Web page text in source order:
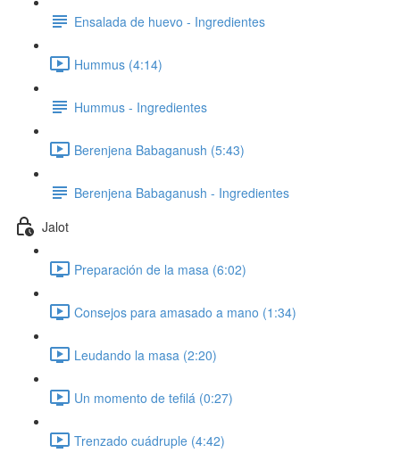
Ensalada de huevo - Ingredientes
Hummus (4:14)
Hummus - Ingredientes
Berenjena Babaganush (5:43)
Berenjena Babaganush - Ingredientes
Jalot
Preparación de la masa (6:02)
Consejos para amasado a mano (1:34)
Leudando la masa (2:20)
Un momento de tefilá (0:27)
Trenzado cuádruple (4:42)